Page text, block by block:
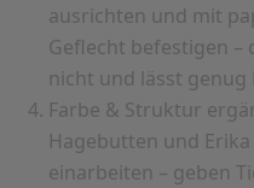
ausrichten und mit
Geflecht befestigen –
nicht und lässt genug
Farbe & Struktur
Hagebutten und
einarbeiten – geben